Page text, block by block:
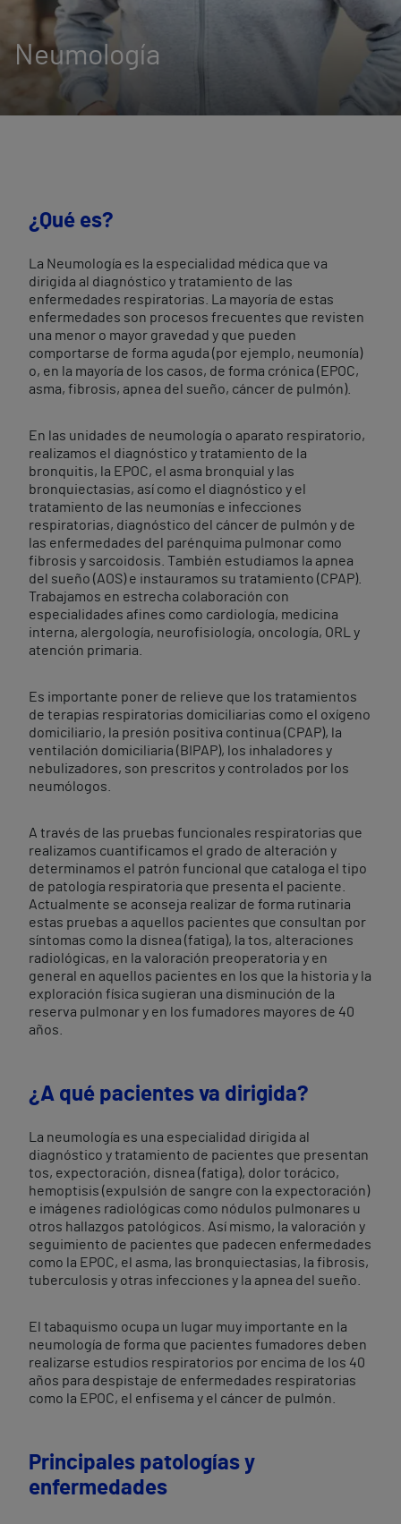
Neumología
¿Qué es?
La Neumología es la especialidad médica que va
dirigida al diagnóstico y tratamiento de las
enfermedades respiratorias. La mayoría de estas
enfermedades son procesos frecuentes que revisten
una menor o mayor gravedad y que pueden
comportarse de forma aguda (por ejemplo, neumonía)
o, en la mayoría de los casos, de forma crónica (EPOC,
asma, fibrosis, apnea del sueño, cáncer de pulmón).
En las unidades de neumología o aparato respiratorio,
realizamos el diagnóstico y tratamiento de la
bronquitis, la EPOC, el asma bronquial y las
bronquiectasias, así como el diagnóstico y el
tratamiento de las neumonías e infecciones
respiratorias, diagnóstico del cáncer de pulmón y de
las enfermedades del parénquima pulmonar como
fibrosis y sarcoidosis. También estudiamos la apnea
del sueño (AOS) e instauramos su tratamiento (CPAP).
Trabajamos en estrecha colaboración con
especialidades afines como cardiología, medicina
interna, alergología, neurofisiología, oncología, ORL y
atención primaria.
Es importante poner de relieve que los tratamientos
de terapias respiratorias domiciliarias como el oxígeno
domiciliario, la presión positiva continua (CPAP), la
ventilación domiciliaria (BIPAP), los inhaladores y
nebulizadores, son prescritos y controlados por los
neumólogos.
A través de las pruebas funcionales respiratorias que
realizamos cuantificamos el grado de alteración y
determinamos el patrón funcional que cataloga el tipo
de patología respiratoria que presenta el paciente.
Actualmente se aconseja realizar de forma rutinaria
estas pruebas a aquellos pacientes que consultan por
síntomas como la disnea (fatiga), la tos, alteraciones
radiológicas, en la valoración preoperatoria y en
general en aquellos pacientes en los que la historia y la
exploración física sugieran una disminución de la
reserva pulmonar y en los fumadores mayores de 40
años.
¿A qué pacientes va dirigida?
La neumología es una especialidad dirigida al
diagnóstico y tratamiento de pacientes que presentan
tos, expectoración, disnea (fatiga), dolor torácico,
hemoptisis (expulsión de sangre con la expectoración)
e imágenes radiológicas como nódulos pulmonares u
otros hallazgos patológicos. Así mismo, la valoración y
seguimiento de pacientes que padecen enfermedades
como la EPOC, el asma, las bronquiectasias, la fibrosis,
tuberculosis y otras infecciones y la apnea del sueño.
El tabaquismo ocupa un lugar muy importante en la
neumología de forma que pacientes fumadores deben
realizarse estudios respiratorios por encima de los 40
años para despistaje de enfermedades respiratorias
como la EPOC, el enfisema y el cáncer de pulmón.
Principales patologías y
enfermedades